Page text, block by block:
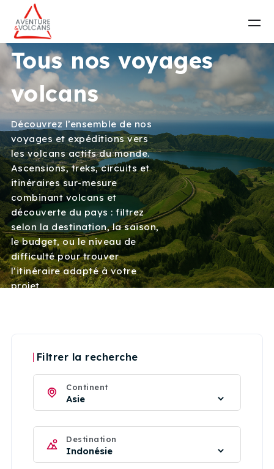
Tous nos voyages
volcans
Découvrez l’ensemble de nos
voyages et expéditions vers
les volcans actifs du monde.
Ascensions, treks, circuits et
itinéraires sur-mesure
combinant volcans et
découverte du pays : filtrez
selon la destination, la saison,
le budget, ou le niveau de
difficulté pour trouver
l’itinéraire adapté à votre
projet.
Filtrer la recherche
Continent
Destination